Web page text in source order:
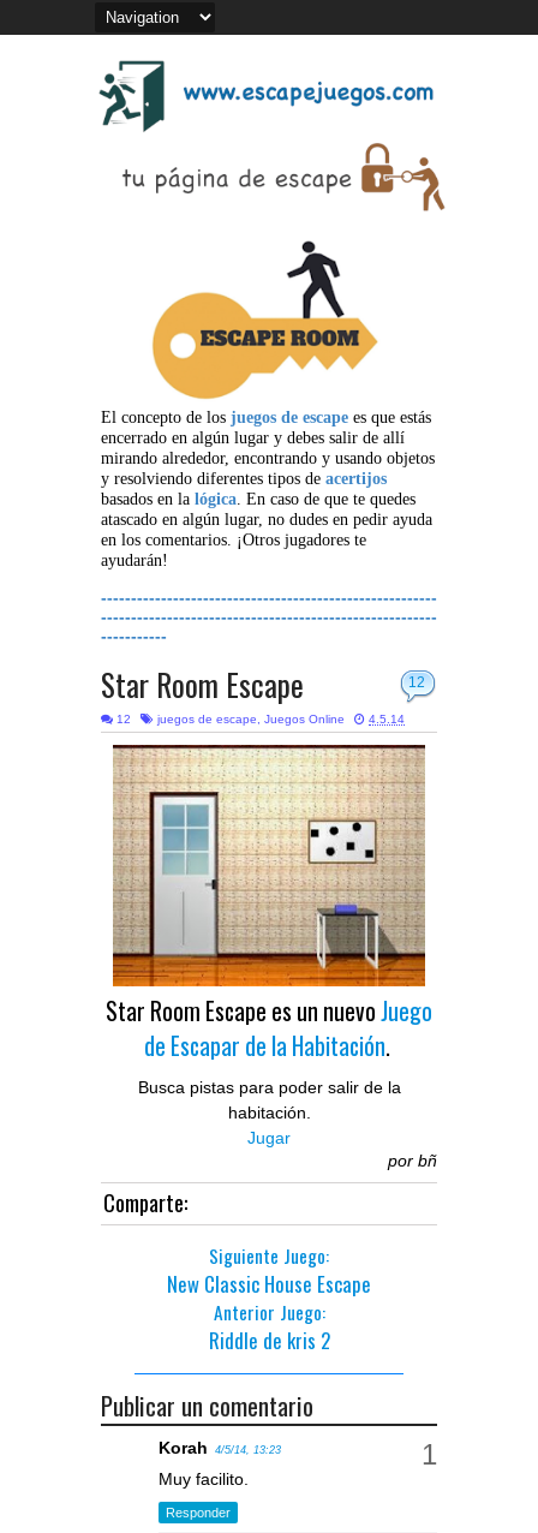
El concepto de los juegos de escape es que estás
encerrado en algún lugar y debes salir de allí
mirando alrededor, encontrando y usando objetos
y resolviendo diferentes tipos de acertijos
basados en la lógica. En caso de que te quedes
atascado en algún lugar, no dudes en pedir ayuda
en los comentarios. ¡Otros jugadores te
ayudarán!
--------------------------------------------------------
--------------------------------------------------------
-----------
12
Star Room Escape
12 juegos de escape, Juegos Online 4.5.14
Star Room Escape es un nuevoJuego
de Escapar de la Habitación.
Busca pistas para poder salir de la
habitación.
Jugar
por bñ
Comparte:
Siguiente Juego:
New Classic House Escape
Anterior Juego:
Riddle de kris 2
Publicar un comentario
Korah 4/5/14, 13:23
Muy facilito.
Responder